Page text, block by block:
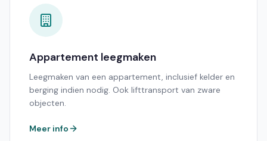
Appartement leegmaken
Leegmaken van een appartement, inclusief kelder en
berging indien nodig. Ook lifttransport van zware
objecten.
Meer info